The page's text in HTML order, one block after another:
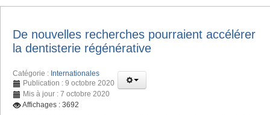
De nouvelles recherches pourraient accélérer
la dentisterie régénérative
Catégorie : Internationales
Publication : 9 octobre 2020
Mis à jour : 7 octobre 2020
Affichages : 3692